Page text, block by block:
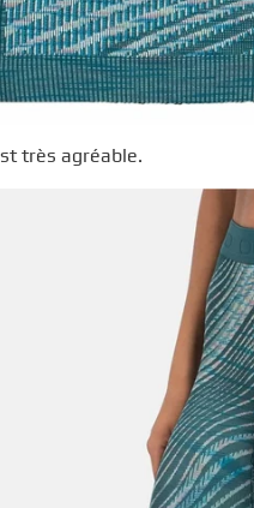
très agréable.